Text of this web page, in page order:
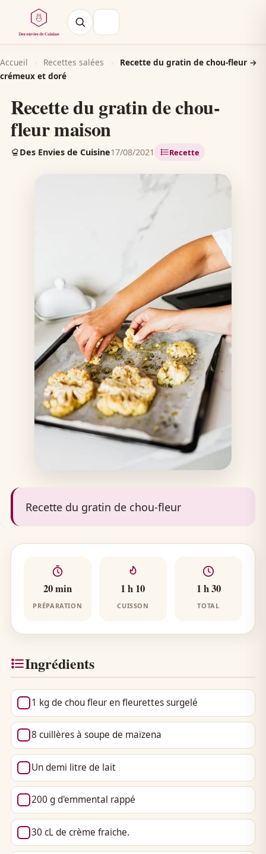
Accueil › Recettes salées ›
Recette du gratin de chou-fleur →
crémeux et doré
Recette du gratin de chou-
fleur maison
Des Envies de Cuisine17/08/2021 Recette
Recette du gratin de chou-fleur
20 min
PRÉPARATION
1 h 10
CUISSON
1 h 30
TOTAL
Ingrédients
1 kg de chou fleur en fleurettes surgelé
8 cuillères à soupe de maïzena
Un demi litre de lait
200 g d'emmental rappé
30 cL de crème fraiche.